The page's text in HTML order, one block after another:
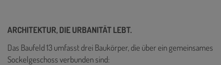
ARCHITEKTUR, DIE URBANITÄT LEBT.
Das Baufeld 13 umfasst drei Baukörper, die über ein gemeinsames
Sockelgeschoss verbunden sind: